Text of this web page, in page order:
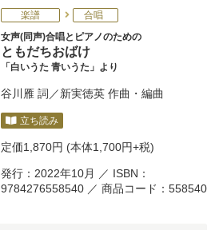
楽譜
合唱
女声(同声)合唱とピアノのための
ともだちおばけ
「白いうた 青いうた」より
谷川雁 詞／新実徳英 作曲・編曲
立ち読み
定価1,870円 (本体1,700円+税)
発行：2022年10月 ／ ISBN：
9784276558540 ／ 商品コード：558540